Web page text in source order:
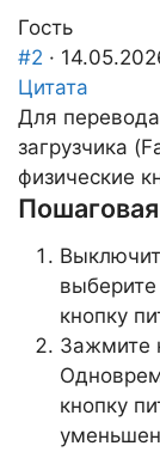
палец
вниз.
палец
вверх.
Гость
#2 ·
Цитата
Для
загрузчика
физические
кнопку
Зажмите
кнопку